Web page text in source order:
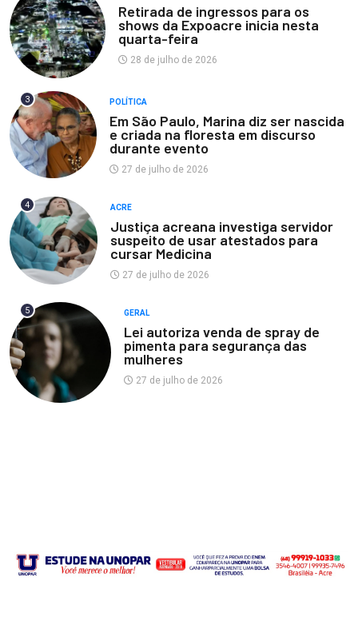
Retirada de ingressos para os
shows da Expoacre inicia nesta
quarta-feira
28 de julho de 2026
3 POLÍTICA
Em São Paulo, Marina diz ser nascida
e criada na floresta em discurso
durante evento
27 de julho de 2026
4 ACRE
Justiça acreana investiga servidor
suspeito de usar atestados para
cursar Medicina
27 de julho de 2026
5 GERAL
Lei autoriza venda de spray de
pimenta para segurança das
mulheres
27 de julho de 2026